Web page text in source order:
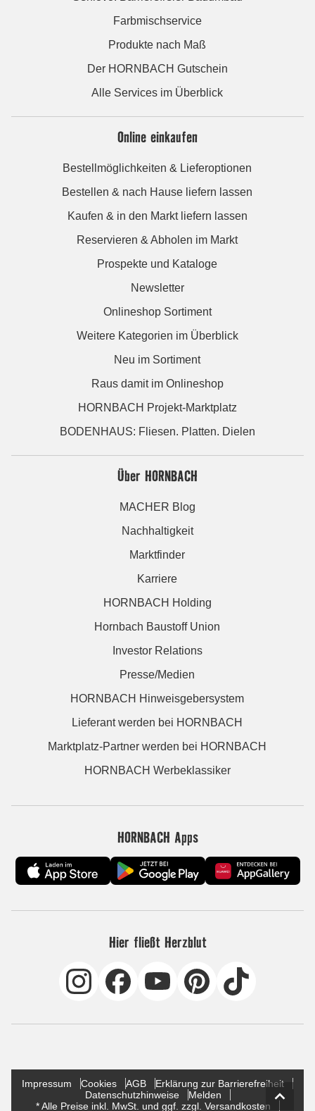
Farbmischservice
Produkte nach Maß
Der HORNBACH Gutschein
Alle Services im Überblick
Online einkaufen
Bestellmöglichkeiten & Lieferoptionen
Bestellen & nach Hause liefern lassen
Kaufen & in den Markt liefern lassen
Reservieren & Abholen im Markt
Prospekte und Kataloge
Newsletter
Onlineshop Sortiment
Weitere Kategorien im Überblick
Neu im Sortiment
Raus damit im Onlineshop
HORNBACH Projekt-Marktplatz
BODENHAUS: Fliesen. Platten. Dielen
Über HORNBACH
MACHER Blog
Nachhaltigkeit
Marktfinder
Karriere
HORNBACH Holding
Hornbach Baustoff Union
Investor Relations
Presse/Medien
HORNBACH Hinweisgebersystem
Lieferant werden bei HORNBACH
Marktplatz-Partner werden bei HORNBACH
HORNBACH Werbeklassiker
HORNBACH Apps
Hier fließt Herzblut
Impressum Cookies AGB
Erklärung zur Barrierefreiheit
Datenschutzhinweise
Melden
* Alle Preise inkl. MwSt. und ggf. zzgl. Versandkosten